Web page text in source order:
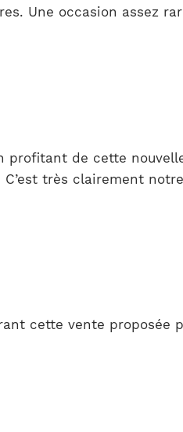
Une occasion assez
profitant de cette
très clairement
cette vente proposée